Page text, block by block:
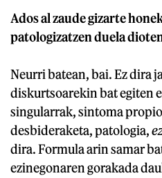
Ados al zaude gizarte
patologizatzen duela
Neurri batean, bai. Ez dira
diskurtsoarekin bat egiten
singularrak, sintoma
desbideraketa, patologia,
dira. Formula arin samar
ezinegonaren gorakada